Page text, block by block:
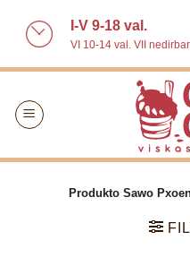
I-V 9-18 val.
VI 10-14 val. VII
Produkto Sawo